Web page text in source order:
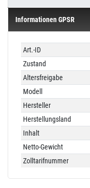
Informationen GPSR
Technisches
Merkmal
Wert
Art.-ID
Zustand
Altersfreigabe
Modell
Hersteller
Herstellungsland
Inhalt
Netto-Gewicht
Zolltarifnummer